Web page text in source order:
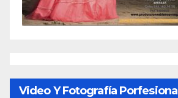
Video Y Fotografía Porfesional